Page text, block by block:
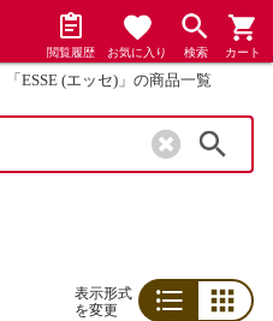
閲覧履歴 お気に入り 検索 カート
「ESSE (エッセ)」の商品一覧
表示形式
を変更